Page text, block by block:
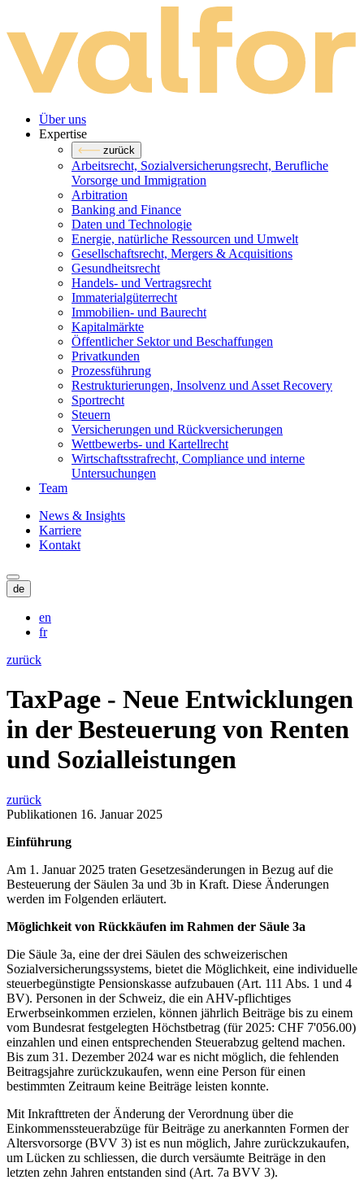
Über uns
Expertise
zurück
Arbeitsrecht, Sozialversicherungsrecht, Berufliche
Vorsorge und Immigration
Arbitration
Banking and Finance
Daten und Technologie
Energie, natürliche Ressourcen und Umwelt
Gesellschaftsrecht, Mergers & Acquisitions
Gesundheitsrecht
Handels- und Vertragsrecht
Immaterialgüterrecht
Immobilien- und Baurecht
Kapitalmärkte
Öffentlicher Sektor und Beschaffungen
Privatkunden
Prozessführung
Restrukturierungen, Insolvenz und Asset Recovery
Sportrecht
Steuern
Versicherungen und Rückversicherungen
Wettbewerbs- und Kartellrecht
Wirtschaftsstrafrecht, Compliance und interne
Untersuchungen
Team
News & Insights
Karriere
Kontakt
de
en
fr
zurück
TaxPage - Neue Entwicklungen
in der Besteuerung von Renten
und Sozialleistungen
zurück
Publikationen 16. Januar 2025
Einführung
Am 1. Januar 2025 traten Gesetzesänderungen in Bezug auf die
Besteuerung der Säulen 3a und 3b in Kraft. Diese Änderungen
werden im Folgenden erläutert.
Möglichkeit von Rückkäufen im Rahmen der Säule 3a
Die Säule 3a, eine der drei Säulen des schweizerischen
Sozialversicherungssystems, bietet die Möglichkeit, eine individuelle
steuerbegünstigte Pensionskasse aufzubauen (Art. 111 Abs. 1 und 4
BV). Personen in der Schweiz, die ein AHV-pflichtiges
Erwerbseinkommen erzielen, können jährlich Beiträge bis zu einem
vom Bundesrat festgelegten Höchstbetrag (für 2025: CHF 7'056.00)
einzahlen und einen entsprechenden Steuerabzug geltend machen.
Bis zum 31. Dezember 2024 war es nicht möglich, die fehlenden
Beitragsjahre zurückzukaufen, wenn eine Person für einen
bestimmten Zeitraum keine Beiträge leisten konnte.
Mit Inkrafttreten der Änderung der Verordnung über die
Einkommenssteuerabzüge für Beiträge zu anerkannten Formen der
Altersvorsorge (BVV 3) ist es nun möglich, Jahre zurückzukaufen,
um Lücken zu schliessen, die durch versäumte Beiträge in den
letzten zehn Jahren entstanden sind (Art. 7a BVV 3).